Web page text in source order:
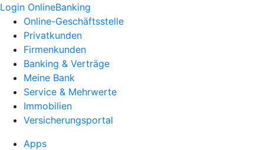
Login OnlineBanking
Online-Geschäftsstelle
Privatkunden
Firmenkunden
Banking & Verträge
Meine Bank
Service & Mehrwerte
Immobilien
Versicherungsportal
Apps